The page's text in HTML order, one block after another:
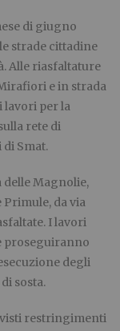
di giugno
strade cittadine
Alle riasfaltature
e in strada
lavori per la
rete di
Smat.
delle Magnolie,
Primule, da via
I lavori
proseguiranno
degli
sosta.
restringimenti